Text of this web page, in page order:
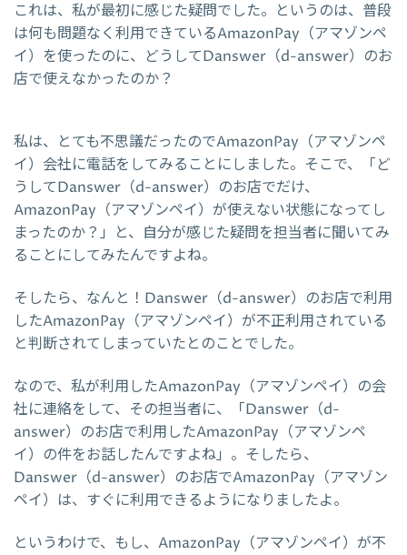
これは、私が最初に感じた疑問でした。というのは、普段
は何も問題なく利用できているAmazonPay（アマゾンペ
イ）を使ったのに、どうしてDanswer（d-answer）のお
店で使えなかったのか？
私は、とても不思議だったのでAmazonPay（アマゾンペ
イ）会社に電話をしてみることにしました。そこで、「ど
うしてDanswer（d-answer）のお店でだけ、
AmazonPay（アマゾンペイ）が使えない状態になってし
まったのか？」と、自分が感じた疑問を担当者に聞いてみ
ることにしてみたんですよね。
そしたら、なんと！Danswer（d-answer）のお店で利用
したAmazonPay（アマゾンペイ）が不正利用されている
と判断されてしまっていたとのことでした。
なので、私が利用したAmazonPay（アマゾンペイ）の会
社に連絡をして、その担当者に、「Danswer（d-
answer）のお店で利用したAmazonPay（アマゾンペ
イ）の件をお話したんですよね」。そしたら、
Danswer（d-answer）のお店でAmazonPay（アマゾン
ペイ）は、すぐに利用できるようになりましたよ。
というわけで、もし、AmazonPay（アマゾンペイ）が不